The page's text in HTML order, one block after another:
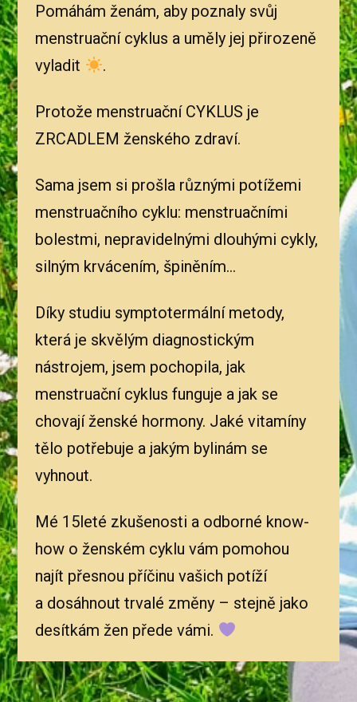
Pomáhám ženám, aby poznaly svůj
menstruační cyklus a uměly jej přirozeně
vyladit
.
Protože menstruační CYKLUS je
ZRCADLEM ženského zdraví.
Sama jsem si prošla různými potížemi
menstruačního cyklu: menstruačními
bolestmi, nepravidelnými dlouhými cykly,
silným krvácením, špiněním...
Díky studiu symptotermální metody,
která je skvělým diagnostickým
nástrojem, jsem pochopila, jak
menstruační cyklus funguje a jak se
chovají ženské hormony. Jaké vitamíny
tělo potřebuje a jakým bylinám se
vyhnout.
Mé 15leté zkušenosti a odborné know-
how o ženském cyklu vám pomohou
najít přesnou příčinu vašich potíží
a dosáhnout trvalé změny – stejně jako
desítkám žen přede vámi.